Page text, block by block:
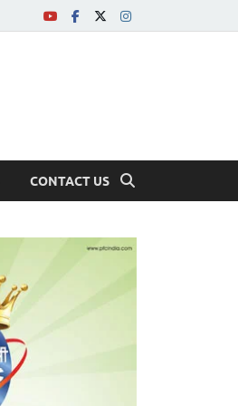
CONTACT US